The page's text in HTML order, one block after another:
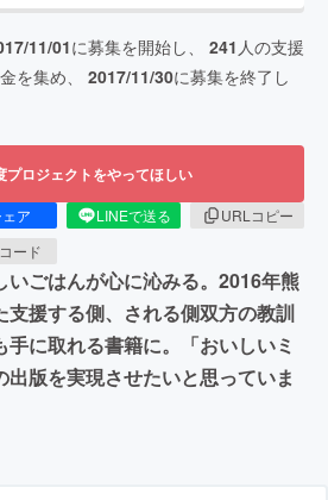
11/01に募集を開始し、 241 人の支援
を集め、 2017/11/30に募集を終了し
プロジェクトをやってほしい
ア LINEで送る
URLコピー
ード
いごはんが心に沁みる。2016年熊
支援する側、される側双方の教訓
に取れる書籍に。「おいしいミ
出版を実現させたいと思っていま